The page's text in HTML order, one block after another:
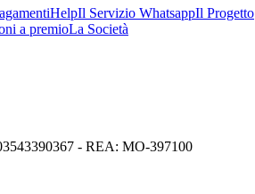
HelpIl Servizio WhatsappIl Progetto
a premioLa Società
- REA: MO-397100